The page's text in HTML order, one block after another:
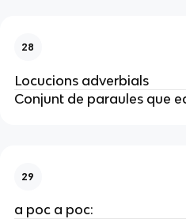
28
Locucions adverbials
Conjunt de paraules que
29
a poc a poc: